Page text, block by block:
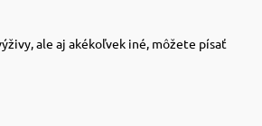
ale aj akékoľvek iné, môžete písať